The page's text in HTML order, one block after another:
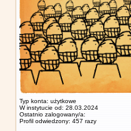
Typ konta: użytkowe
W instytucie od: 28.03.2024
Ostatnio zalogowany/a:
Profil odwiedzony: 457 razy